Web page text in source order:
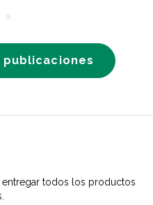
publicaciones
todos los productos